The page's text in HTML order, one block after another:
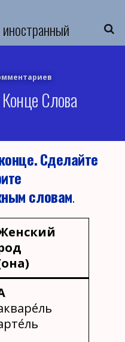
Слова
Сделайте
словам.